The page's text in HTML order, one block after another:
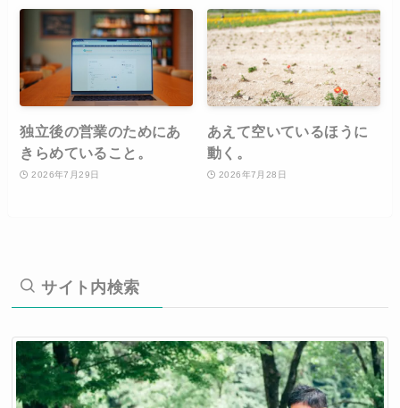
独立後の営業のためにあ
きらめていること。
2026年7月29日
あえて空いているほうに
動く。
2026年7月28日
サイト内検索